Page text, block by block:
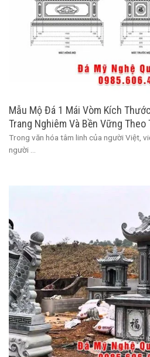
Mẫu Mộ Đá 1 Mái Vòm Kích
Trang Nghiêm Và Bền Vững Theo
Trong văn hóa tâm linh của người Việt,
người ...